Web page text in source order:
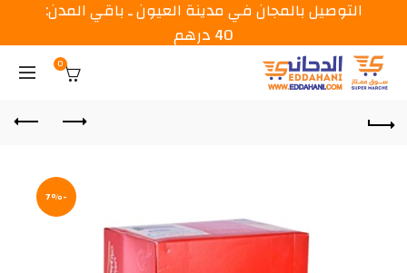
0
-7%
التوصيل بالمجان في مدينة العيون ـ باقي المدن:
40 درهم